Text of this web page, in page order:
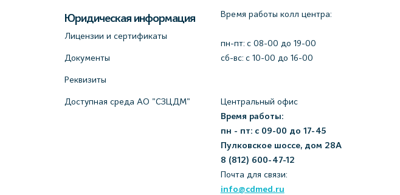
Юридическая информация
Лицензии и сертификаты
Документы
Реквизиты
Доступная среда АО "СЗЦДМ"
Время работы колл центра:
пн-пт: c 08-00 до 19-00
сб-вс: с 10-00 до 16-00
Центральный офис
Время работы:
пн - пт: с 09-00 до 17-45
Пулковское шоссе, дом 28А
8 (812) 600-47-12
Почта для связи:
info@cdmed.ru